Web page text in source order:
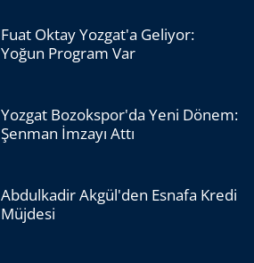
Fuat Oktay Yozgat'a Geliyor:
Yoğun Program Var
Yozgat Bozokspor'da Yeni Dönem:
Şenman İmzayı Attı
Abdulkadir Akgül'den Esnafa Kredi
Müjdesi